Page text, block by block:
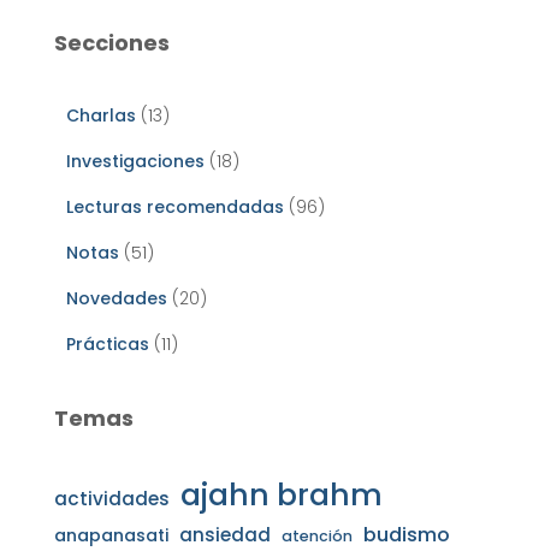
Secciones
Charlas (13)
Investigaciones (18)
Lecturas recomendadas (96)
Notas (51)
Novedades (20)
Prácticas (11)
Temas
actividades ajahn brahm
anapanasati ansiedad atención budismo